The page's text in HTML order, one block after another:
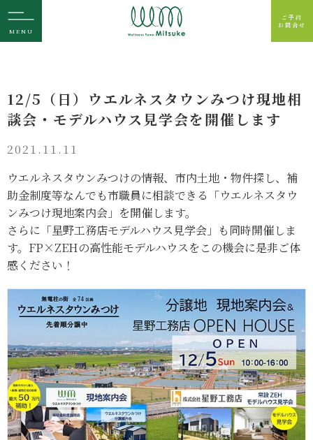
MENU
ご予約
お問合せ
12/5（日）ウエルネスタウンみつけ現地相
談会・モデルハウス見学会を開催します
2021.11.11
ウエルネスタウンみつけの情報、市内土地・物件探し、補
助金制度等なんでも市職員に相談できる「ウエルネスタウ
ンみつけ現地案内会」を開催します。
さらに「星野工務店モデルハウス見学会」も同時開催しま
す。FP×ZEHの高性能モデルハウスをこの機会に是非ご体
感ください！